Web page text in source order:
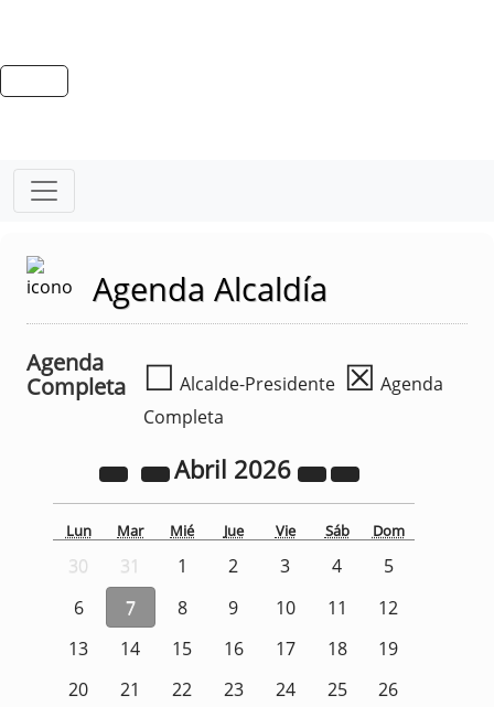
Agenda Alcaldía
Agenda
Completa
☐ Alcalde-Presidente ☒ Agenda
Completa
Abril 2026
Lun Mar Mié Jue Vie Sáb Dom
30 31 1 2 3 4
5
6
7 8 9 10 11
12
13
14 15 16 17 18
19
20
21 22 23 24 25
26